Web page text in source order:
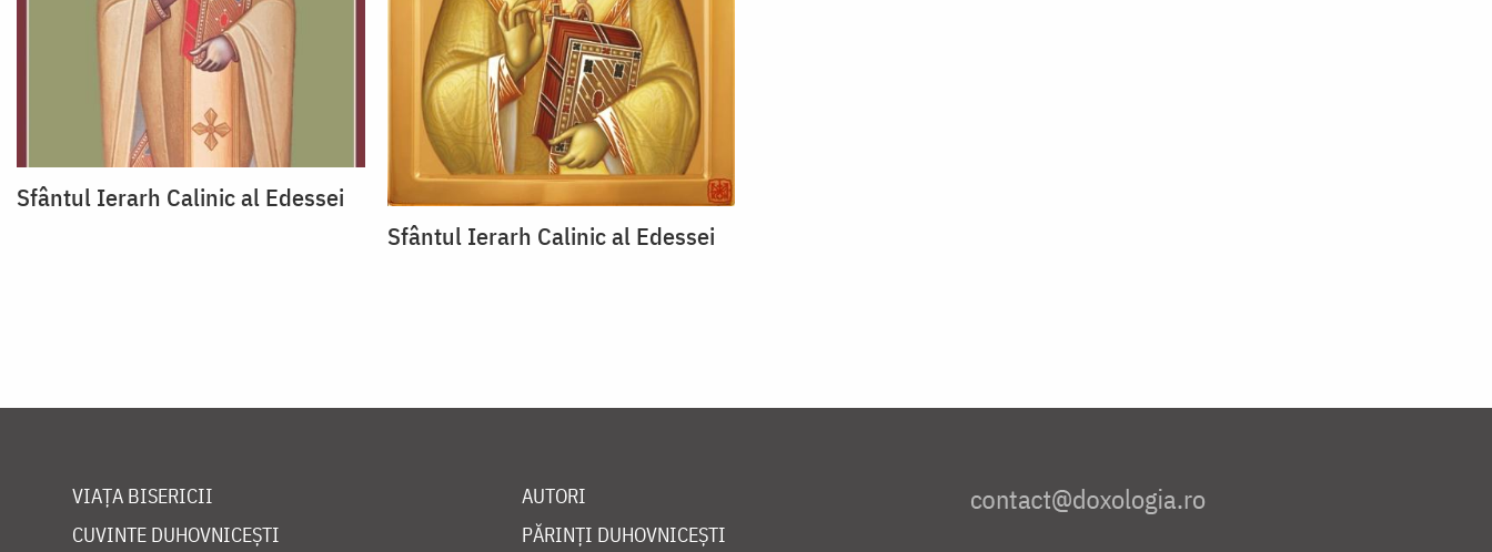
Sfântul Ierarh Calinic al Edessei
Sfântul Ierarh Calinic al Edessei
VIAȚA BISERICII
CUVINTE DUHOVNICEȘTI
AUTORI
PĂRINȚI DUHOVNICEȘTI